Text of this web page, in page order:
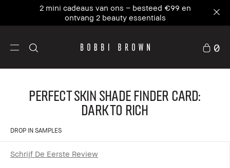
2 mini cadeaus van ons – besteed €99 en
ontvang 2 beauty essentials
0
Perfect Skin Shade Finder Card:
Dark to Rich
DROP IN SAMPLES
Schrijf De Eerste Review